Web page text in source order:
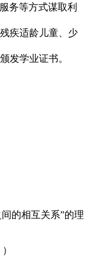
务等方式谋取利
疾适龄儿童、少
发学业证书。
的相互关系”的理